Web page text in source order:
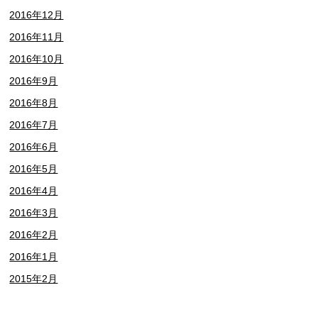
2016年12月
2016年11月
2016年10月
2016年9月
2016年8月
2016年7月
2016年6月
2016年5月
2016年4月
2016年3月
2016年2月
2016年1月
2015年2月